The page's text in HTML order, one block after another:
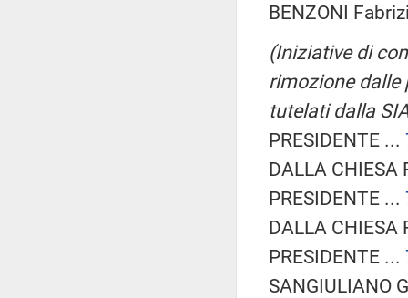
BENZONI
(Iniziative di
rimozione
tutelati dalla
PRESIDENTE ...
DALLA CHIESA
PRESIDENTE ...
DALLA CHIESA
PRESIDENTE ...
SANGIULIANO